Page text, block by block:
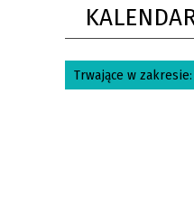
Trwające w zakresie: